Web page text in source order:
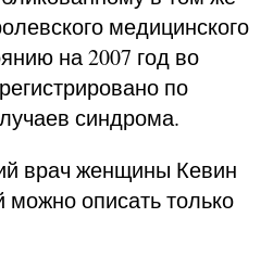
медицинского
на 2007 год во
по
синдрома.
врач женщины Кевин
можно описать только